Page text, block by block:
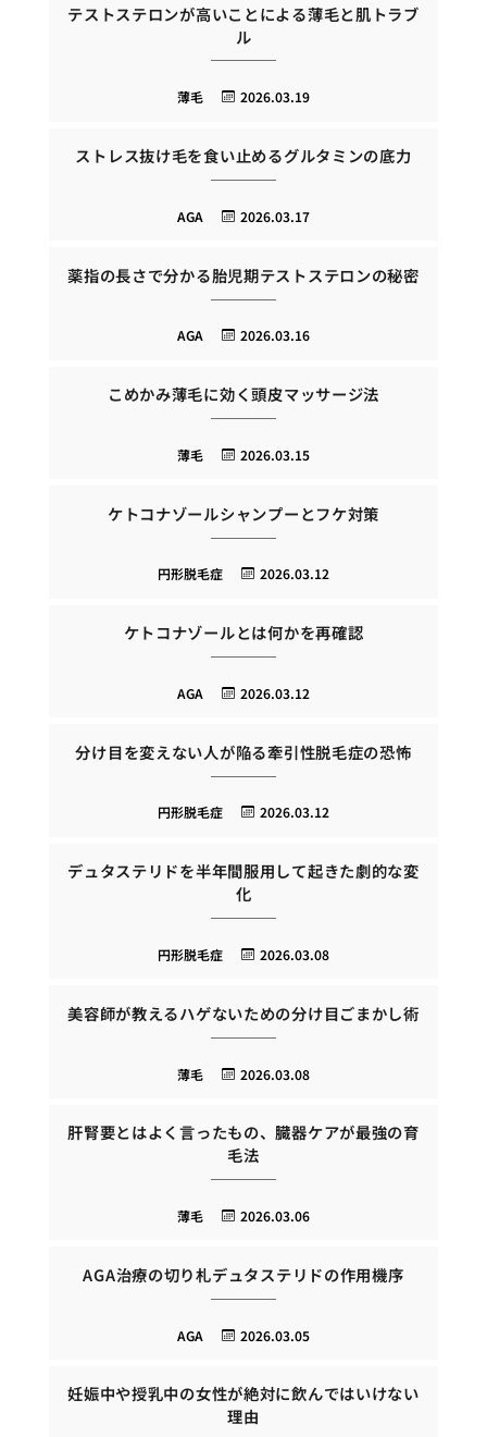
テストステロンが高いことによる薄毛と肌トラブ
ル
2026.03.19
薄毛
ストレス抜け毛を食い止めるグルタミンの底力
2026.03.17
AGA
薬指の長さで分かる胎児期テストステロンの秘密
2026.03.16
AGA
こめかみ薄毛に効く頭皮マッサージ法
2026.03.15
薄毛
ケトコナゾールシャンプーとフケ対策
2026.03.12
円形脱毛症
ケトコナゾールとは何かを再確認
2026.03.12
AGA
分け目を変えない人が陥る牽引性脱毛症の恐怖
2026.03.12
円形脱毛症
デュタステリドを半年間服用して起きた劇的な変
化
2026.03.08
円形脱毛症
美容師が教えるハゲないための分け目ごまかし術
2026.03.08
薄毛
肝腎要とはよく言ったもの、臓器ケアが最強の育
毛法
2026.03.06
薄毛
AGA治療の切り札デュタステリドの作用機序
2026.03.05
AGA
妊娠中や授乳中の女性が絶対に飲んではいけない
理由